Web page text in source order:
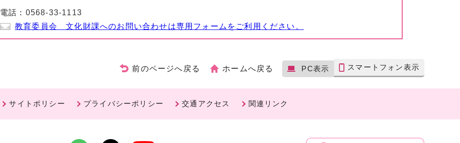
電話： 0568-33-1113
教育委員会 文化財課へのお問い合わせは専用フォームをご利用ください。
前のページへ戻る ホームへ戻る PC表示 スマートフォン表示
サイトポリシー プライバシーポリシー 交通アクセス 関連リンク